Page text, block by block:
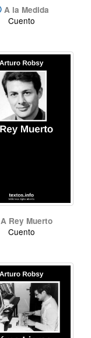
A la Medida
Cuento
A Rey Muerto
Cuento